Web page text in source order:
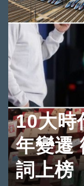
10大時
年變遷
詞上榜